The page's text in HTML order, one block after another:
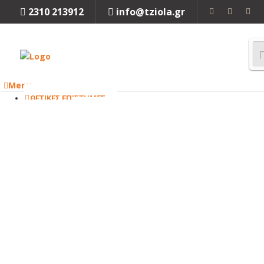
info@tziola.gr
2310 213912
Menu
ΘΕΤΙΚΕΣ ΕΠΙΣΤΗΜΕΣ